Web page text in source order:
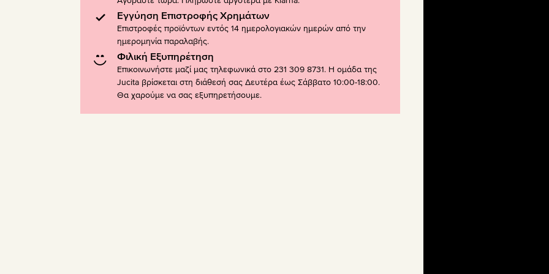
Εγγύηση Επιστροφής Χρημάτων
Επιστροφές προϊόντων εντός 14 ημερολογιακών ημερών από την
ημερομηνία παραλαβής.
Φιλική Εξυπηρέτηση
Επικοινωνήστε μαζί μας τηλεφωνικά στο 231 309 8731. Η ομάδα της
Jucita βρίσκεται στη διάθεσή σας Δευτέρα έως Σάββατο 10:00-18:00.
Θα χαρούμε να σας εξυπηρετήσουμε.